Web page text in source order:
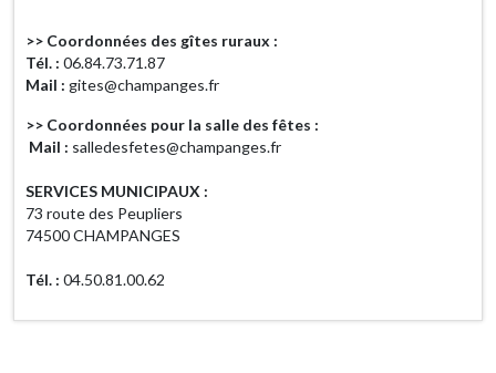
>> Coordonnées des gîtes ruraux :
Tél. : 06.84.73.71.87
Mail : gites@champanges.fr
>> Coordonnées pour la salle des fêtes :
Mail : salledesfetes@champanges.fr
SERVICES MUNICIPAUX :
73 route des Peupliers
74500 CHAMPANGES
Tél. : 04.50.81.00.62